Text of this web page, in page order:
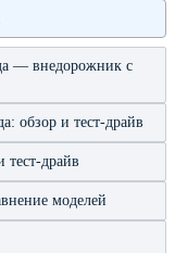
— внедорожник с
обзор и тест-драйв
драйв
моделей